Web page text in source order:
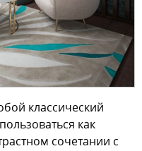
классический
как
сочетании с